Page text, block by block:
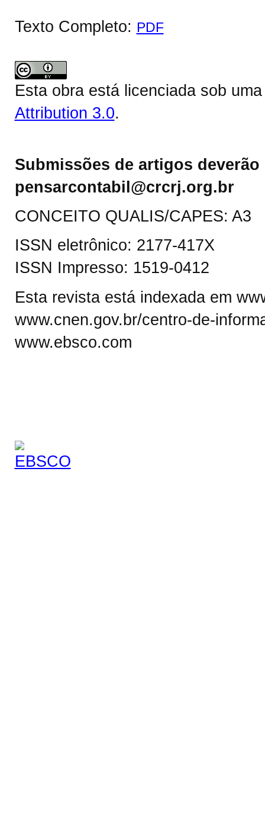
Texto Completo: PDF
Esta obra está licenciada sob
Attribution 3.0.
Submissões de artigos
pensarcontabil@crcrj.org.br
CONCEITO QUALIS/CAPES: A3
ISSN eletrônico: 2177-417X
ISSN Impresso: 1519-0412
Esta revista está indexada em
www.cnen.gov.br/centro-de-
www.ebsco.com